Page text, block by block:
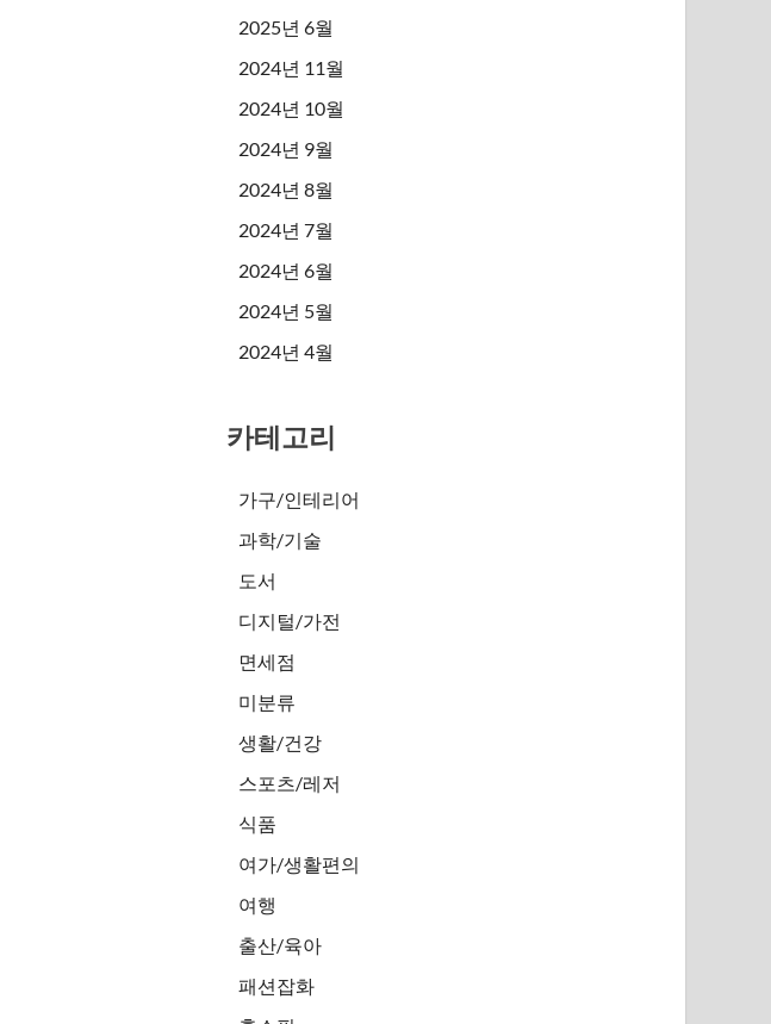
2025년 6월
2024년 11월
2024년 10월
2024년 9월
2024년 8월
2024년 7월
2024년 6월
2024년 5월
2024년 4월
카테고리
가구/인테리어
과학/기술
도서
디지털/가전
면세점
미분류
생활/건강
스포츠/레저
식품
여가/생활편의
여행
출산/육아
패션잡화